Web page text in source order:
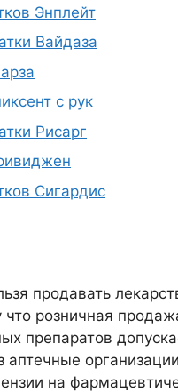
Энплейт
Вайдаза
с рук
Рисарг
Сигардис
продавать
что розничная
препаратов
аптечные
на